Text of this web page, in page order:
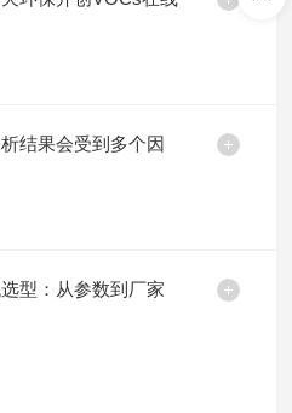
结果会受到多个因
型：从参数到厂家